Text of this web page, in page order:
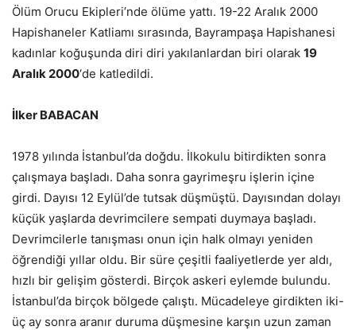
Ölüm Orucu Ekipleri’nde ölüme yattı. 19-22 Aralık 2000
Hapishaneler Katliamı sırasında, Bayrampaşa Hapishanesi
kadınlar koğuşunda diri diri yakılanlardan biri olarak 19
Aralık 2000‘de katledildi.
İlker BABACAN
1978 yılında İstanbul’da doğdu. İlkokulu bitirdikten sonra
çalışmaya başladı. Daha sonra gayrimeşru işlerin içine
girdi. Dayısı 12 Eylül’de tutsak düşmüştü. Dayısından dolayı
küçük yaşlarda devrimcilere sempati duymaya başladı.
Devrimcilerle tanışması onun için halk olmayı yeniden
öğrendiği yıllar oldu. Bir süre çeşitli faaliyetlerde yer aldı,
hızlı bir gelişim gösterdi. Birçok askeri eylemde bulundu.
İstanbul’da birçok bölgede çalıştı. Mücadeleye girdikten iki-
üç ay sonra aranır duruma düşmesine karşın uzun zaman